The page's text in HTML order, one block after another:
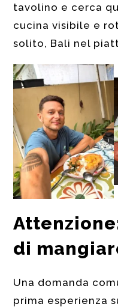
tavolino e cerca
cucina visibile e
solito, Bali nel
di
Una domanda
prima esperienza